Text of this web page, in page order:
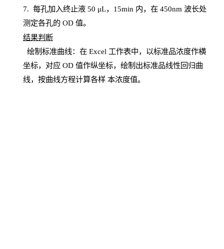
7. 每孔加入终止液 50 μL， 15min 内，在450nm 波长处
测定各孔的 OD 值。
结果判断
绘制标准曲线：在 Excel 工作表中，以标准品浓度作横
坐标，对应OD 值作纵坐标，绘制出标准品线性回归曲
线，按曲线方程计算各样 本浓度值。